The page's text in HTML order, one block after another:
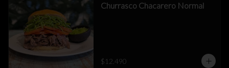
Churrasco Chacarero Normal
$12.490